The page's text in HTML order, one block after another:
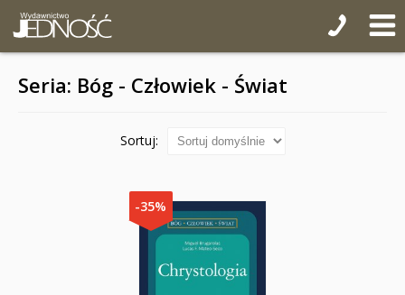
Seria: Bóg - Człowiek - Świat
Sortuj:
-35%